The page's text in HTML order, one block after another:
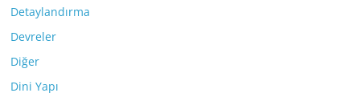
Detaylandırma
Devreler
Diğer
Dini Yapı